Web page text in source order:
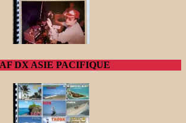
DX ASIE PACIFIQUE